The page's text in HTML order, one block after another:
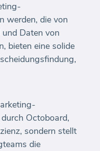
werden, die von
Daten von
bieten eine solide
Octoboard,
sondern stellt
die